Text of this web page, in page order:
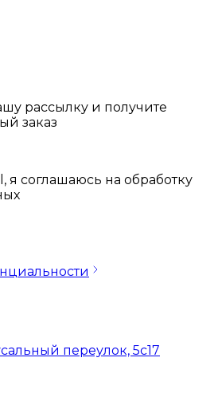
рассылку и получите
заказ
я соглашаюсь на обработку
переулок, 5с17